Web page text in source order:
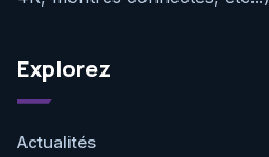
Explorez
Actualités